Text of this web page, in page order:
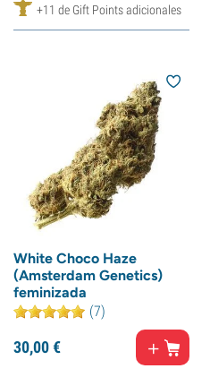
+11 de Gift Points adicionales
White Choco Haze
(Amsterdam Genetics)
feminizada
(7)
30,00€